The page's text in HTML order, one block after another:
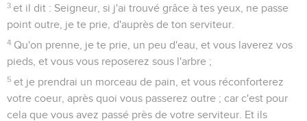
3 et il dit : Seigneur, si j'ai trouvé grâce à tes yeux, ne passe
point outre, je te prie, d'auprès de ton serviteur.
4 Qu'on prenne, je te prie, un peu d'eau, et vous laverez vos
pieds, et vous vous reposerez sous l'arbre ;
5 et je prendrai un morceau de pain, et vous réconforterez
votre coeur, après quoi vous passerez outre ; car c'est pour
cela que vous avez passé près de votre serviteur. Et ils